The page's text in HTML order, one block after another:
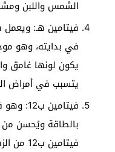
الشمس واللبن
فيتامين هـ: ويعمل
في بدايته، وهو
يكون لونها غامق
يتسبب في أمراض
بالطاقة ويُحسن من